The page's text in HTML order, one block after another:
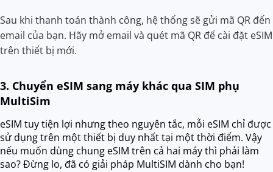
Sau khi thanh toán thành công, hệ thống sẽ gửi mã QR đến
email của bạn. Hãy mở email và quét mã QR để cài đặt eSIM
trên thiết bị mới.
3. Chuyển eSIM sang máy khác qua SIM phụ
MultiSim
eSIM tuy tiện lợi nhưng theo nguyên tắc, mỗi eSIM chỉ được
sử dụng trên một thiết bị duy nhất tại một thời điểm. Vậy
nếu muốn dùng chung eSIM trên cả hai máy thì phải làm
sao? Đừng lo, đã có giải pháp MultiSIM dành cho bạn!